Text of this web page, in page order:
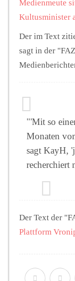
Medienmeute
Kultusminister
Der im Text
sagt in der
"'Mit so
Monaten
sagt KayH,
recherchiert
Der Text der
Plattform